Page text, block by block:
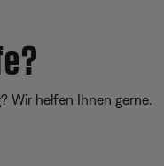
Wir helfen Ihnen gerne.